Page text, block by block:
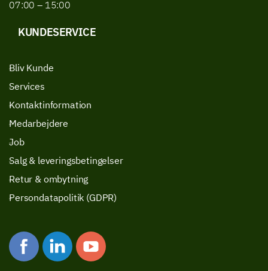
07:00 – 15:00
KUNDESERVICE
Bliv Kunde
Services
Kontaktinformation
Medarbejdere
Job
Salg & leveringsbetingelser
Retur & ombytning
Persondatapolitik (GDPR)